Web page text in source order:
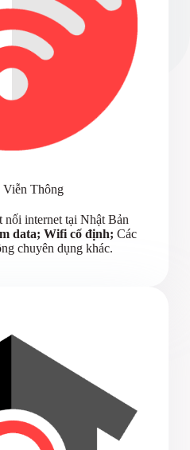
Thông
nối internet tại Nhật Bản
data; Wifi cố định;Các
chuyên dụng khác.